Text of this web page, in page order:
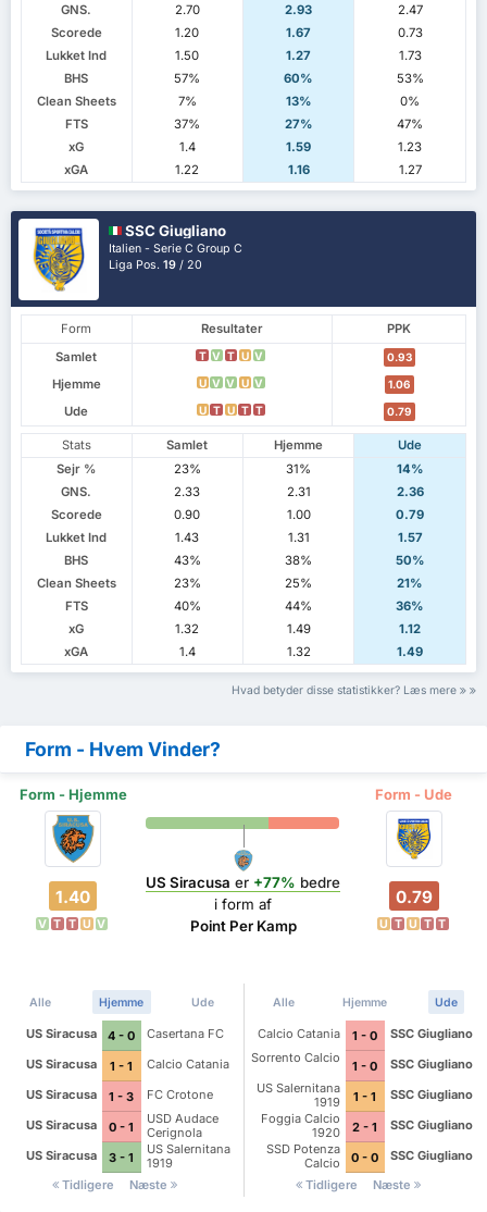
GNS.
2.70 2.93
2.47
Scorede
1.20 1.67
0.73
Lukket Ind
1.50 1.27
1.73
BHS
57% 60%
53%
Clean Sheets
7% 13%
0%
FTS
37% 27%
47%
xG
1.4 1.59
1.23
xGA
1.22 1.16 1.27
SSC Giugliano
Italien - Serie C Group C
Liga Pos.19 / 20
Form Resultater
PPK
Samlet
T V T U V 0.93
Hjemme U V V U V 1.06
Ude U T U T T 0.79
Stats Samlet Hjemme
Ude
Sejr %
23% 31%
14%
GNS.
2.33 2.31
2.36
Scorede
0.90 1.00
0.79
Lukket Ind
1.43 1.31
1.57
BHS
43% 38%
50%
Clean Sheets
23% 25%
21%
FTS
40% 44%
36%
xG
1.32 1.49
1.12
xGA
1.4 1.32 1.49
Hvad betyder disse statistikker? Læs mere
Form - Hvem Vinder?
Form - Hjemme Form - Ude
1.40
V T T U V
US Siracusa er +77% bedre
i form af
Point Per Kamp
0.79
U T U T T
Alle Hjemme Ude
US Siracusa 4 - 0
Casertana FC
US Siracusa
1 - 1
Calcio Catania
US Siracusa
1 - 3
FC Crotone
US Siracusa
0 - 1
USD Audace
Cerignola
US Siracusa
3 - 1
US Salernitana
1919
Tidligere
Næste
Alle Hjemme Ude
Calcio Catania 1 - 0
SSC Giugliano
Sorrento Calcio
1 - 0
SSC Giugliano
US Salernitana
1919
1 - 1
SSC Giugliano
Foggia Calcio
1920
2 - 1
SSC Giugliano
SSD Potenza
Calcio
0 - 0
SSC Giugliano
Tidligere
Næste